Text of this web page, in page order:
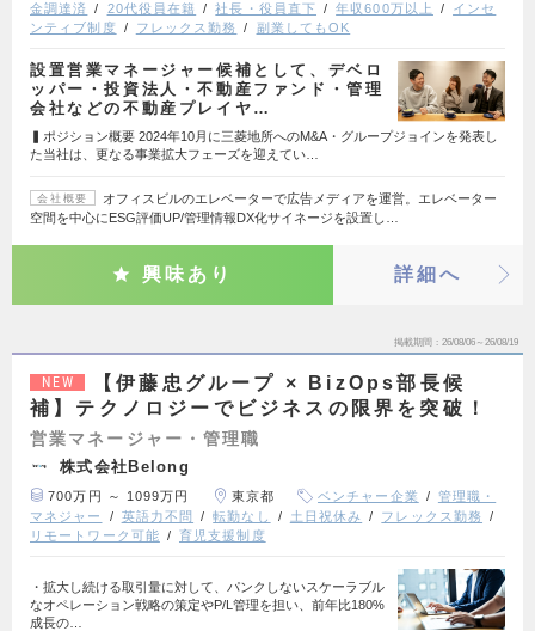
金調達済
20代役員在籍 社長・役員直下 年収600万以上
インセ
ンティブ制度
フレックス勤務 副業してもOK
設置営業マネージャー候補として、デベロ
ッパー・投資法人・不動産ファンド・管理
会社などの不動産プレイヤ…
▍ポジション概要 2024年10月に三菱地所へのM&A・グループジョインを発表し
た当社は、更なる事業拡大フェーズを迎えてい…
会社概要
オフィスビルのエレベーターで広告メディアを運営。エレベーター
空間を中心にESG評価UP/管理情報DX化サイネージを設置し…
興味あり 詳細へ
掲載期間 26/08/06～26/08/19
NEW
【伊藤忠グループ × BizOps部長候
補】テクノロジーでビジネスの限界を突破！
営業マネージャー・管理職
株式会社Belong
700万円 ～ 1099万円 東京都 ベンチャー企業
管理職・
マネジャー
英語力不問 転勤なし 土日祝休み
フレックス勤務
リモートワーク可能
育児支援制度
・拡大し続ける取引量に対して、パンクしないスケーラブル
なオペレーション戦略の策定やP/L管理を担い、前年比180%
成長の…